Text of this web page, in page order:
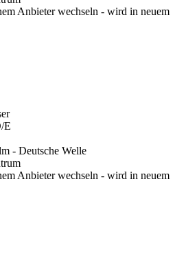
Anbieter wechseln - wird in neuem
E
- Deutsche Welle
Anbieter wechseln - wird in neuem